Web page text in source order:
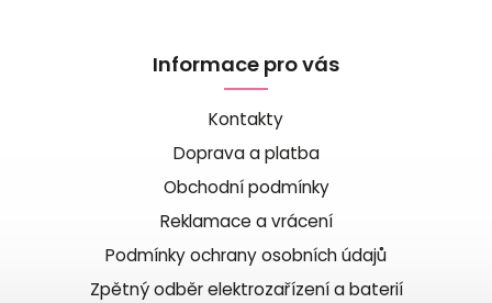
Informace pro vás
Kontakty
Doprava a platba
Obchodní podmínky
Reklamace a vrácení
Podmínky ochrany osobních údajů
Zpětný odběr elektrozařízení a baterií